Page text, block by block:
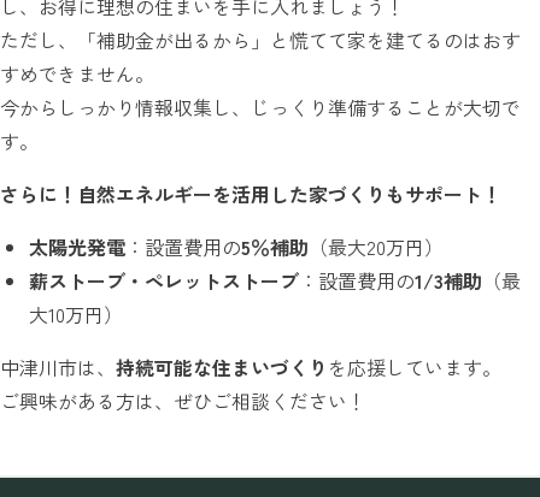
し、お得に理想の住まいを手に入れましょう！
ただし、「補助金が出るから」と慌てて家を建てるのはおす
すめできません。
今からしっかり情報収集し、じっくり準備することが大切で
す。
さらに！自然エネルギーを活用した家づくりもサポート！
太陽光発電 ：設置費用の5％補助 （最大20万円）
薪ストーブ・ペレットストーブ ：設置費用の1/3補助 （最
大10万円）
中津川市は、 持続可能な住まいづくり を応援しています。
ご興味がある方は、ぜひご相談ください！